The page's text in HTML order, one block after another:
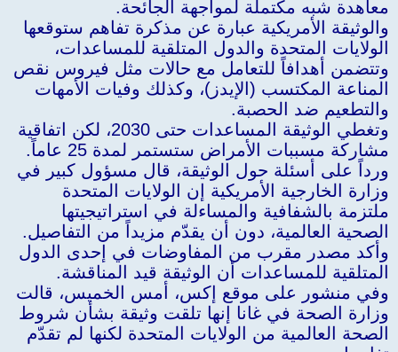
معاهدة شبه مكتملة لمواجهة الجائحة.
والوثيقة الأمريكية عبارة عن مذكرة تفاهم ستوقعها
الولايات المتحدة والدول المتلقية للمساعدات،
وتتضمن أهدافاً للتعامل مع حالات مثل فيروس نقص
المناعة المكتسب (الإيدز)، وكذلك وفيات الأمهات
والتطعيم ضد الحصبة.
وتغطي الوثيقة المساعدات حتى 2030، لكن اتفاقية
مشاركة مسببات الأمراض ستستمر لمدة 25 عاماً.
ورداً على أسئلة حول الوثيقة، قال مسؤول كبير في
وزارة الخارجية الأمريكية إن الولايات المتحدة
ملتزمة بالشفافية والمساءلة في استراتيجيتها
الصحية العالمية، دون أن يقدّم مزيداً من التفاصيل.
وأكد مصدر مقرب من المفاوضات في إحدى الدول
المتلقية للمساعدات أن الوثيقة قيد المناقشة.
وفي منشور على موقع إكس، أمس الخميس، قالت
وزارة الصحة في غانا إنها تلقت وثيقة بشأن شروط
الصحة العالمية من الولايات المتحدة لكنها لم تقدّم